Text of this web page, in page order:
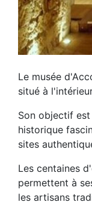
Le musée
situé à
Son objectif
historique
sites
Les centaines
permettent à
les artisans